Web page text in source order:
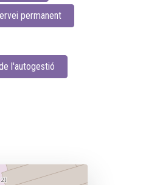
permanent
l'autogestió